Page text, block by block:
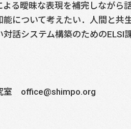
る曖昧な表現を補完しながら
について考えたい．人間と共
話システム構築のための
office@shimpo.org